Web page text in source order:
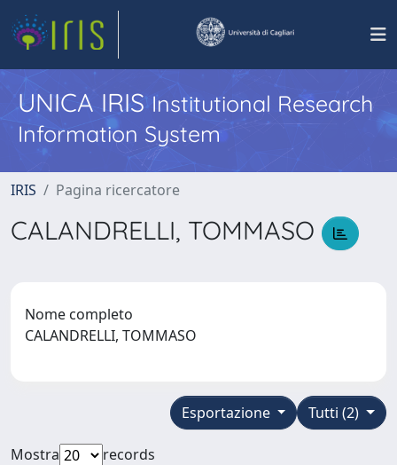
UNICA IRISInstitutional Research
Information System
IRIS Pagina ricercatore
CALANDRELLI, TOMMASO
Nome completo
CALANDRELLI, TOMMASO
Tutti (2)
Esportazione
Mostra
records